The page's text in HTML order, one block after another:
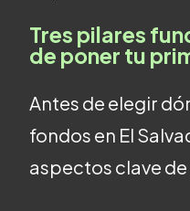
Tres pilares
de poner tu
Antes de elegir
fondos en El
aspectos clave